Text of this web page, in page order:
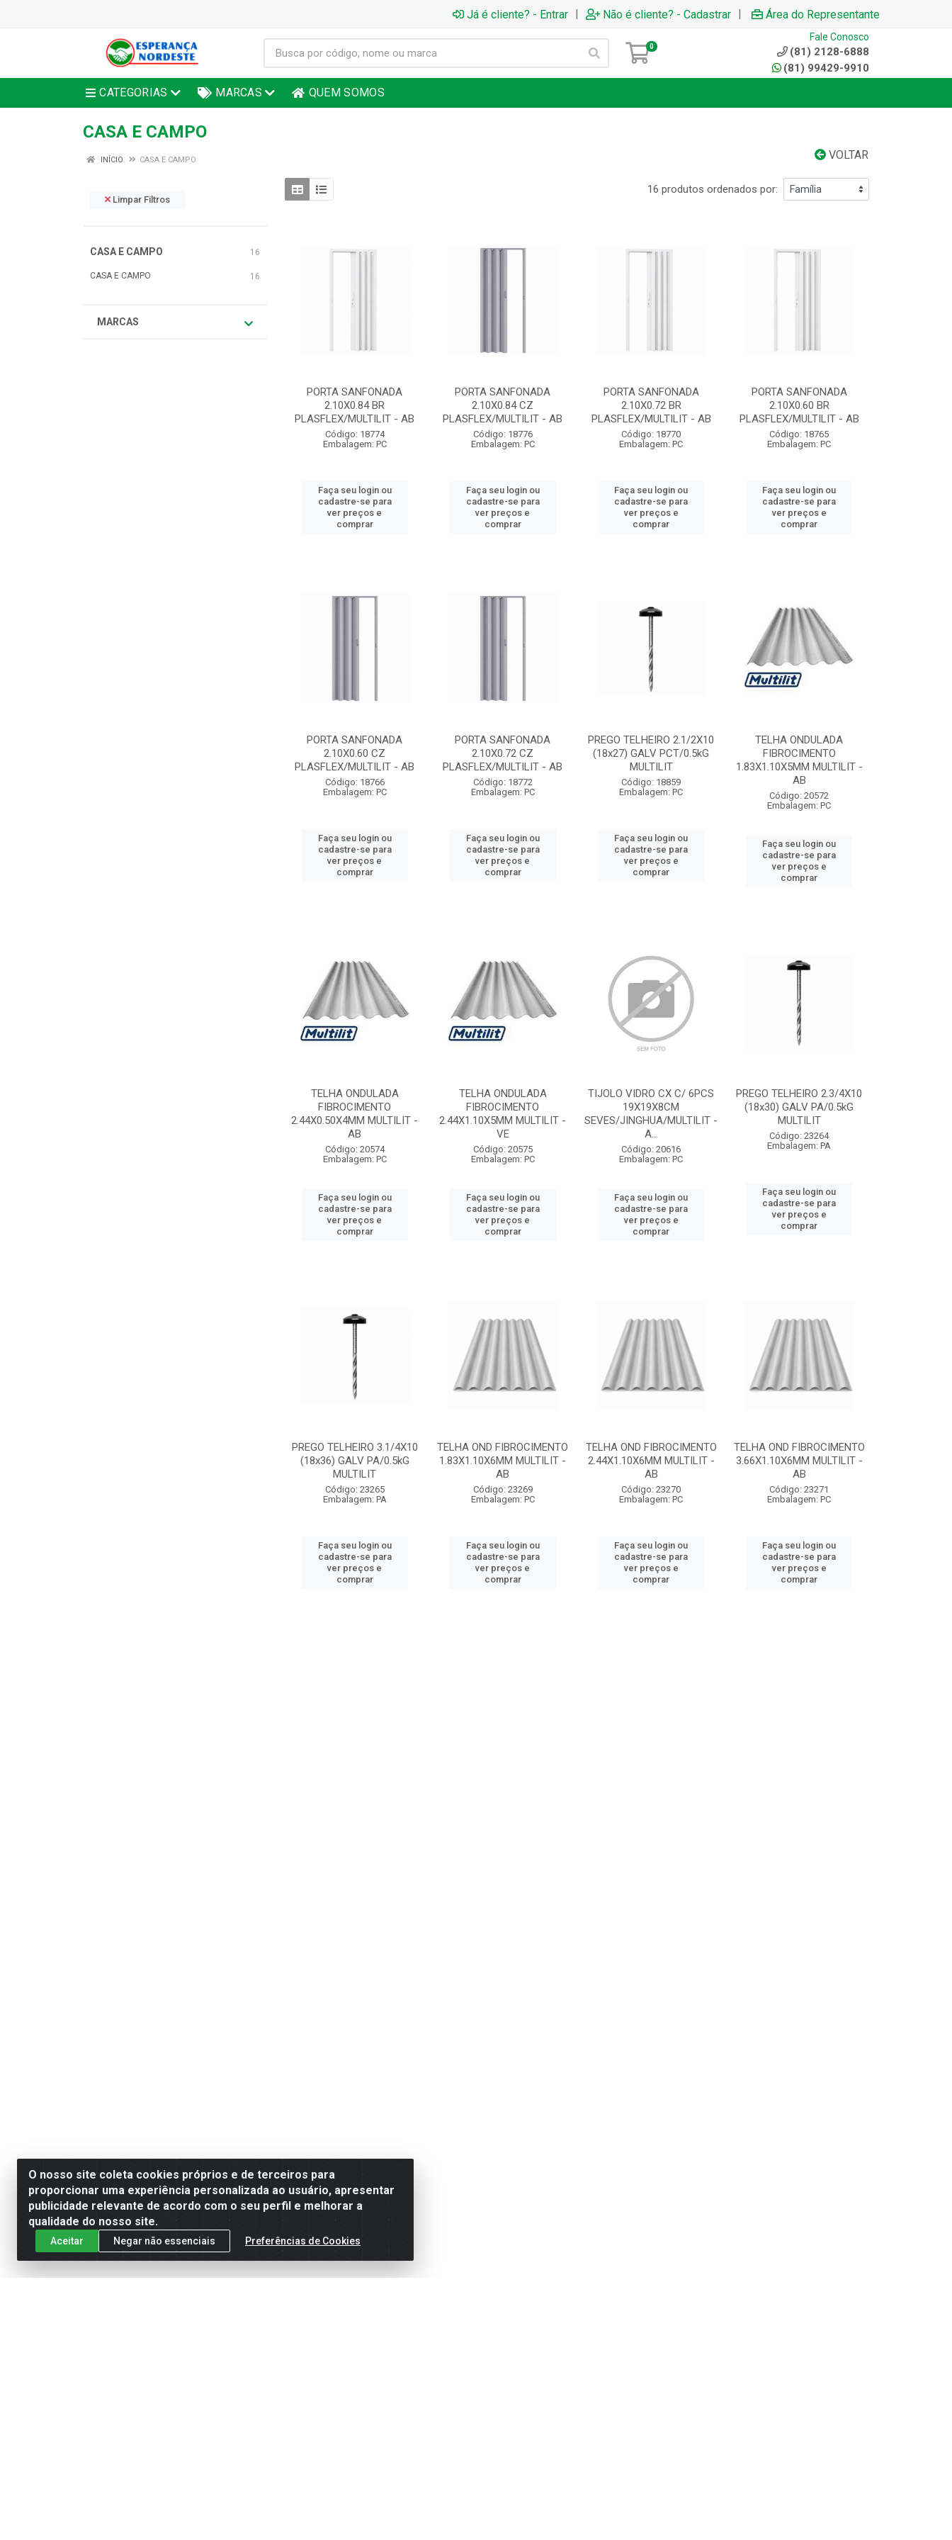
Já é cliente? - Entrar | Não é cliente? - Cadastrar | Área do Representante
0
Fale Conosco
(81) 2128-6888
(81) 99429-9910
CATEGORIAS MARCAS QUEM SOMOS
CASA E CAMPO
VOLTAR
INÍCIO CASA E CAMPO
Limpar Filtros
CASA E CAMPO 16
CASA E CAMPO 16
MARCAS
16 produtos ordenados por:
PORTA SANFONADA
2.10X0.84 BR
PLASFLEX/MULTILIT - AB
Código: 18774
Embalagem: PC
Faça seu login ou
cadastre-se para
ver preços e
comprar
PORTA SANFONADA
2.10X0.84 CZ
PLASFLEX/MULTILIT - AB
Código: 18776
Embalagem: PC
Faça seu login ou
cadastre-se para
ver preços e
comprar
PORTA SANFONADA
2.10X0.72 BR
PLASFLEX/MULTILIT - AB
Código: 18770
Embalagem: PC
Faça seu login ou
cadastre-se para
ver preços e
comprar
PORTA SANFONADA
2.10X0.60 BR
PLASFLEX/MULTILIT - AB
Código: 18765
Embalagem: PC
Faça seu login ou
cadastre-se para
ver preços e
comprar
PORTA SANFONADA
2.10X0.60 CZ
PLASFLEX/MULTILIT - AB
Código: 18766
Embalagem: PC
Faça seu login ou
cadastre-se para
ver preços e
comprar
PORTA SANFONADA
2.10X0.72 CZ
PLASFLEX/MULTILIT - AB
Código: 18772
Embalagem: PC
Faça seu login ou
cadastre-se para
ver preços e
comprar
PREGO TELHEIRO 2.1/2X10
(18x27) GALV PCT/0.5kG
MULTILIT
Código: 18859
Embalagem: PC
Faça seu login ou
cadastre-se para
ver preços e
comprar
TELHA ONDULADA
FIBROCIMENTO
1.83X1.10X5MM MULTILIT -
AB
Código: 20572
Embalagem: PC
Faça seu login ou
cadastre-se para
ver preços e
comprar
TELHA ONDULADA
FIBROCIMENTO
2.44X0.50X4MM MULTILIT -
AB
Código: 20574
Embalagem: PC
Faça seu login ou
cadastre-se para
ver preços e
comprar
TELHA ONDULADA
FIBROCIMENTO
2.44X1.10X5MM MULTILIT -
VE
Código: 20575
Embalagem: PC
Faça seu login ou
cadastre-se para
ver preços e
comprar
TIJOLO VIDRO CX C/ 6PCS
19X19X8CM
SEVES/JINGHUA/MULTILIT -
A...
Código: 20616
Embalagem: PC
Faça seu login ou
cadastre-se para
ver preços e
comprar
PREGO TELHEIRO 2.3/4X10
(18x30) GALV PA/0.5kG
MULTILIT
Código: 23264
Embalagem: PA
Faça seu login ou
cadastre-se para
ver preços e
comprar
PREGO TELHEIRO 3.1/4X10
(18x36) GALV PA/0.5kG
MULTILIT
Código: 23265
Embalagem: PA
Faça seu login ou
cadastre-se para
ver preços e
comprar
TELHA OND FIBROCIMENTO
1.83X1.10X6MM MULTILIT -
AB
Código: 23269
Embalagem: PC
Faça seu login ou
cadastre-se para
ver preços e
comprar
TELHA OND FIBROCIMENTO
2.44X1.10X6MM MULTILIT -
AB
Código: 23270
Embalagem: PC
Faça seu login ou
cadastre-se para
ver preços e
comprar
TELHA OND FIBROCIMENTO
3.66X1.10X6MM MULTILIT -
AB
Código: 23271
Embalagem: PC
Faça seu login ou
cadastre-se para
ver preços e
comprar
O nosso site coleta cookies próprios e de terceiros para
proporcionar uma experiência personalizada ao usuário, apresentar
publicidade relevante de acordo com o seu perfil e melhorar a
qualidade do nosso site.
Aceitar Negar não essenciais Preferências de Cookies